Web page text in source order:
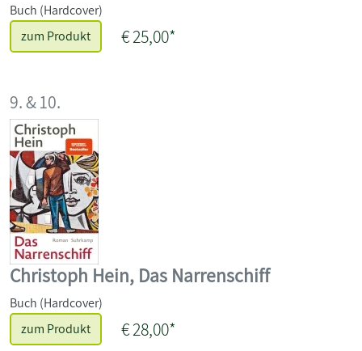
Buch (Hardcover)
zum Produkt
€ 25,00*
9. & 10.
Christoph Hein, Das Narrenschiff
Buch (Hardcover)
zum Produkt
€ 28,00*